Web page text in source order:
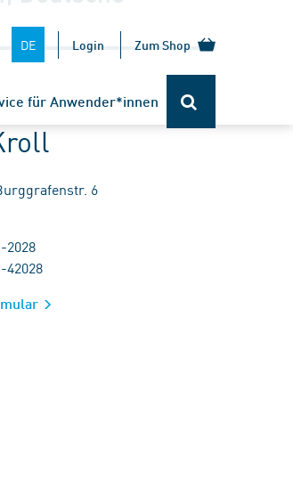
DE Login Zum Shop
für Anwender*innen
6
2028
42028